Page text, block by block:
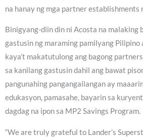
na hanay ng mga partner establishments
Binigyang-diin din ni Acosta na malaking
gastusin ng maraming pamilyang Pilipino
kaya’t makatutulong ang bagong
sa kanilang gastusin dahil ang bawat
pangunahing pangangailangan ay
edukasyon, pamasahe, bayarin sa
dagdag na ipon sa MP2 Savings Program.
“We are truly grateful to Lander’s